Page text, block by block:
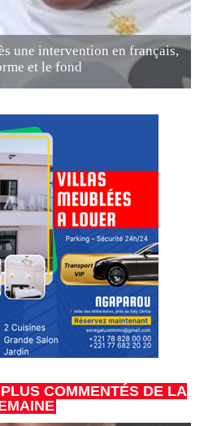
une intervention en français,
et le fond
COMMENTÉS DE LA